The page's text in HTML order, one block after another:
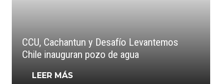
CCU, Cachantun y Desafío Levantemos
Chile inauguran pozo de agua
LEER MÁS